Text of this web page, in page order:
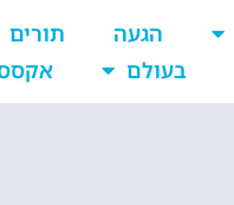
הגעה תורים
בעולם